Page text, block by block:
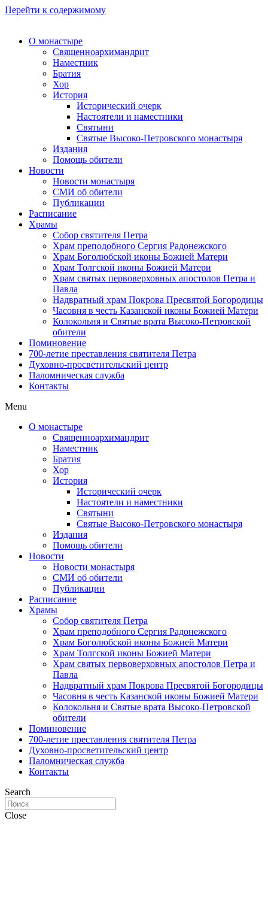
Перейти к содержимому
О монастыре
Священноархимандрит
Наместник
Братия
Хор
История
Исторический очерк
Настоятели и наместники
Святыни
Святые Высоко-Петровского монастыря
Издания
Помощь обители
Новости
Новости монастыря
СМИ об обители
Публикации
Расписание
Храмы
Собор святителя Петра
Храм преподобного Сергия Радонежского
Храм Боголюбской иконы Божией Матери
Храм Толгской иконы Божией Матери
Храм святых первоверховных апостолов Петра и
Павла
Надвратный храм Покрова Пресвятой Богородицы
Часовня в честь Казанской иконы Божией Матери
Колокольня и Святые врата Высоко-Петровской
обители
Поминовение
700-летие преставления святителя Петра
Духовно-просветительский центр
Паломническая служба
Контакты
Menu
О монастыре
Священноархимандрит
Наместник
Братия
Хор
История
Исторический очерк
Настоятели и наместники
Святыни
Святые Высоко-Петровского монастыря
Издания
Помощь обители
Новости
Новости монастыря
СМИ об обители
Публикации
Расписание
Храмы
Собор святителя Петра
Храм преподобного Сергия Радонежского
Храм Боголюбской иконы Божией Матери
Храм Толгской иконы Божией Матери
Храм святых первоверховных апостолов Петра и
Павла
Надвратный храм Покрова Пресвятой Богородицы
Часовня в честь Казанской иконы Божией Матери
Колокольня и Святые врата Высоко-Петровской
обители
Поминовение
700-летие преставления святителя Петра
Духовно-просветительский центр
Паломническая служба
Контакты
Search
Close